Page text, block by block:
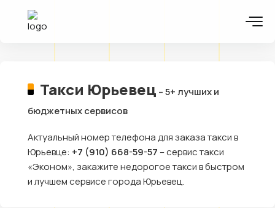
Такси Юрьевец – 5+ лучших и
бюджетных сервисов
Актуальный номер телефона для заказа такси в
Юрьевце: +7 (910) 668-59-57 – сервис такси
«Эконом», закажите недорогое такси в быстром
и лучшем сервисе города Юрьевец.